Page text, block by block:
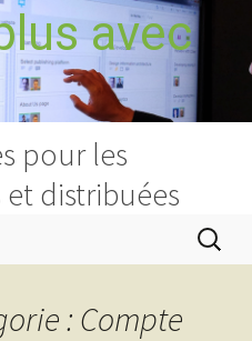
avec
pour les
distribuées
: Compte